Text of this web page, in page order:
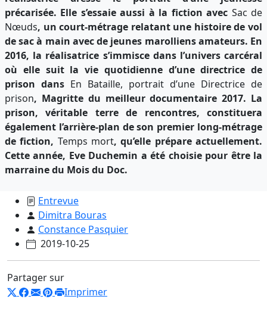
précarisée. Elle s’essaie aussi à la fiction avec Sac de
Nœuds, un court-métrage relatant une histoire de vol
de sac à main avec de jeunes marolliens amateurs. En
2016, la réalisatrice s’immisce dans l’univers carcéral
où elle suit la vie quotidienne d’une directrice de
prison dans En Bataille, portrait d’une Directrice de
prison, Magritte du meilleur documentaire 2017. La
prison, véritable terre de rencontres, constituera
également l’arrière-plan de son premier long-métrage
de fiction, Temps mort, qu’elle prépare actuellement.
Cette année, Eve Duchemin a été choisie pour être la
marraine du Mois du Doc.
Entrevue
Dimitra Bouras
Constance Pasquier
2019-10-25
Partager sur
Imprimer